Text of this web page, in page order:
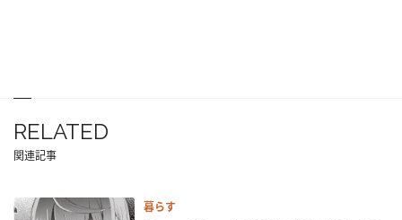
RELATED
関連記事
暮らす